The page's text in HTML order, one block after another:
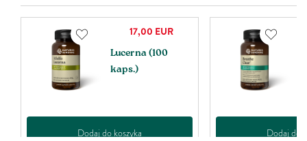
17,00 EUR
Lucerna (100
kaps.)
Dodaj do koszyka Dodaj do